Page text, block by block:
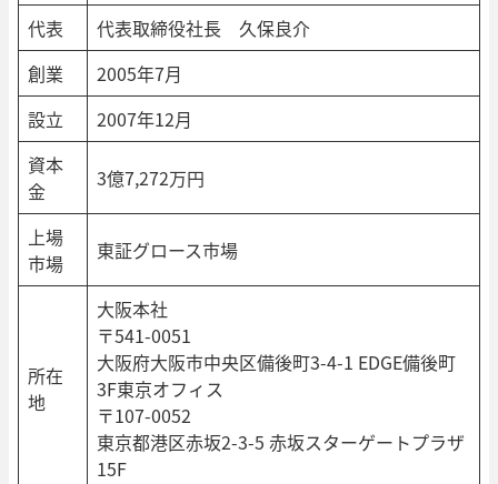
代表
代表取締役社長 久保良介
創業
2005年7月
設立
2007年12月
資本
金
3億7,272万円
上場
市場
東証グロース市場
所在
地
大阪本社
〒541-0051
大阪府大阪市中央区備後町3-4-1 EDGE備後町
3F東京オフィス
〒107-0052
東京都港区赤坂2-3-5 赤坂スターゲートプラザ
15F